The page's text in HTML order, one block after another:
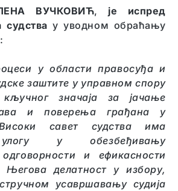
ВУЧКОВИЋ, је испред
судствау уводном обраћању
у области правосуђа и
заштите у управном спору
значаја за јачање
и поверења грађана у
Високи савет судства има
у обезбеђивању
и ефикасности
Његова делатност у избору,
усавршавању судија